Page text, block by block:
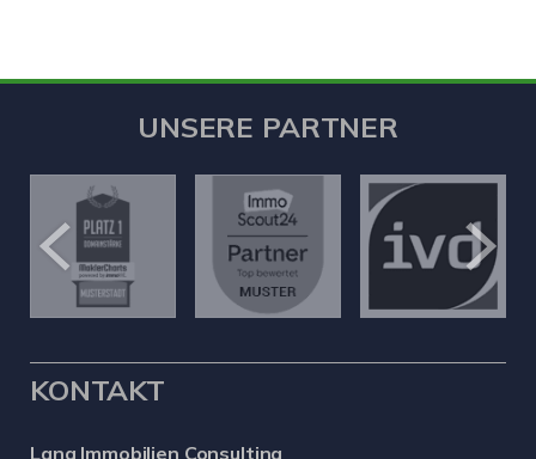
UNSERE PARTNER
KONTAKT
Lang Immobilien Consulting